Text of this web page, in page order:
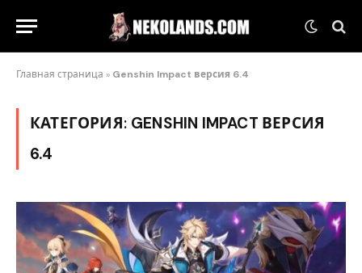
Главная страница » Genshin Impact версия 6.4
КАТЕГОРИЯ: GENSHIN IMPACT ВЕРСИЯ
6.4